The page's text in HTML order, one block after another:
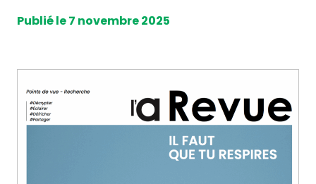
Publié le 7 novembre 2025